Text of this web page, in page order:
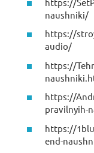
naushniki/
https://
audio/
https://
https://
pravilnyih-
https://
end-